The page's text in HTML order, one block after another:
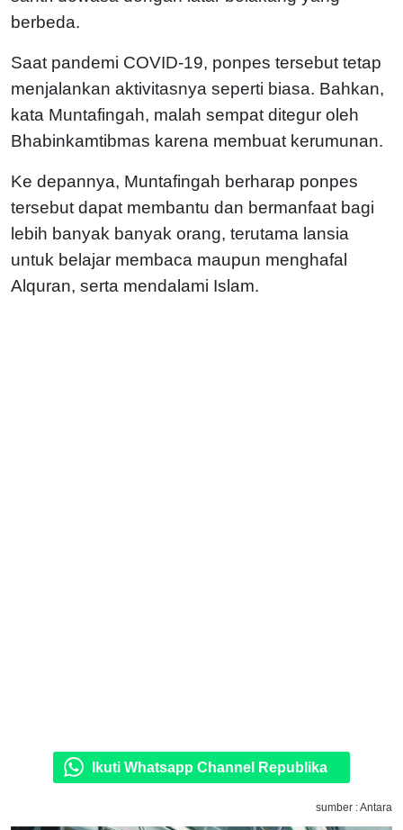
berbeda.
Saat pandemi COVID-19, ponpes tersebut tetap
menjalankan aktivitasnya seperti biasa. Bahkan,
kata Muntafingah, malah sempat ditegur oleh
Bhabinkamtibmas karena membuat kerumunan.
Ke depannya, Muntafingah berharap ponpes
tersebut dapat membantu dan bermanfaat bagi
lebih banyak banyak orang, terutama lansia
untuk belajar membaca maupun menghafal
Alquran, serta mendalami Islam.
Ikuti Whatsapp Channel Republika
sumber : Antara